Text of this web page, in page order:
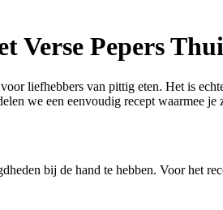
Verse Pepers
liefhebbers van pittig eten. Het is
we een eenvoudig recept waarmee
bij de hand te hebben. Voor het